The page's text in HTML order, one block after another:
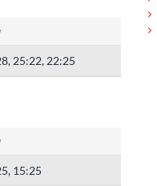
25:22, 22:25
15:25